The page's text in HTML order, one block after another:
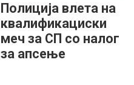
Полиција влета на
квалификациски
меч за СП со налог
за апсење